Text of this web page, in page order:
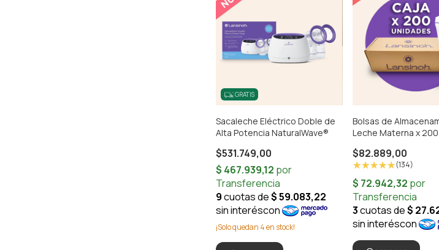
GRATIS
Sacaleche Eléctrico Doble de
Alta Potencia NaturalWave®
$531.749,00
¡Solo quedan 4en stock!
Bolsas de
Leche Materna x 200
$82.889,00
(134)